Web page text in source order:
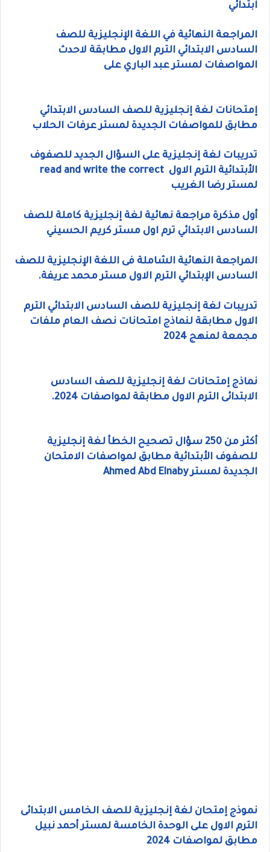
ابتدائي
المراجعة النهائية في اللغة الإنجليزية للصف
السادس الابتدائي الترم الاول مطابقة لاحدث
المواصفات لمستر عبد الباري على
إمتحانات لغة إنجليزية للصف السادس الابتدائي
مطابق للمواصفات الجديدة لمستر عرفات الحلاب
تدريبات لغة إنجليزية على السؤال الجديد للصفوف
الأبتدائية الترم الاول read and write the correct
لمستر رضا الغريب
أول مذكرة مراجعة نهائية لغة إنجليزية كاملة للصف
السادس الابتدائي ترم اول مستر كريم الحسيني
المراجعة النهائية الشاملة فى اللغة الإنجليزية للصف
السادس الإبتدائي الترم الاول مستر محمد عريفة.
تدريبات لغة إنجليزية للصف السادس الابتدائي الترم
الاول مطابقة لنماذج امتحانات نصف العام ملفات
مجمعة لمنهج 2024
نماذج إمتحانات لغة إنجليزية للصف السادس
الابتدائى الترم الاول مطابقة لمواصفات 2024.
أكثر من 250 سؤال تصحيح الخطأ لغة إنجليزية
للصفوف الأبتدائية مطابق لمواصفات الامتحان
الجديدة لمستر Ahmed Abd Elnaby
نموذج إمتحان لغة إنجليزية للصف الخامس الابتدائى
الترم الاول على الوحدة الخامسة لمستر أحمد نبيل
مطابق لمواصفات 2024